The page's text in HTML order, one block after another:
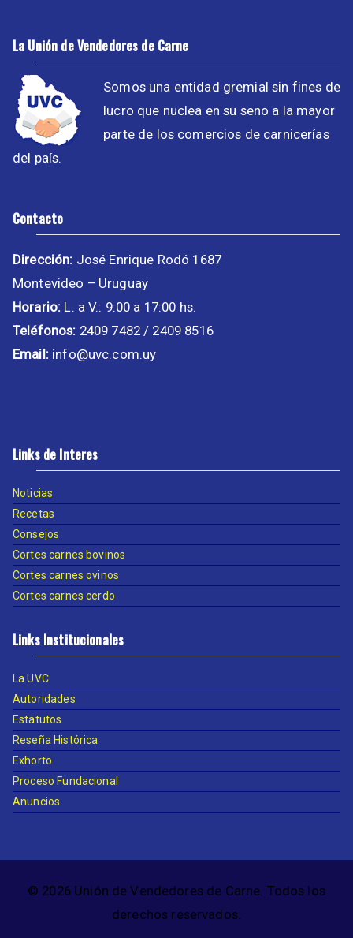
La Unión de Vendedores de Carne
Somos una entidad gremial sin fines de
lucro que nuclea en su seno a la mayor
parte de los comercios de carnicerías
del país.
Contacto
Dirección: José Enrique Rodó 1687
Montevideo – Uruguay
Horario: L. a V.: 9:00 a 17:00 hs.
Teléfonos: 2409 7482 / 2409 8516
Email:info@uvc.com.uy
Links de Interes
Noticias
Recetas
Consejos
Cortes carnes bovinos
Cortes carnes ovinos
Cortes carnes cerdo
Links Institucionales
La UVC
Autoridades
Estatutos
Reseña Histórica
Exhorto
Proceso Fundacional
Anuncios
© 2026 Unión de Vendedores de Carne. Todos los
derechos reservados.